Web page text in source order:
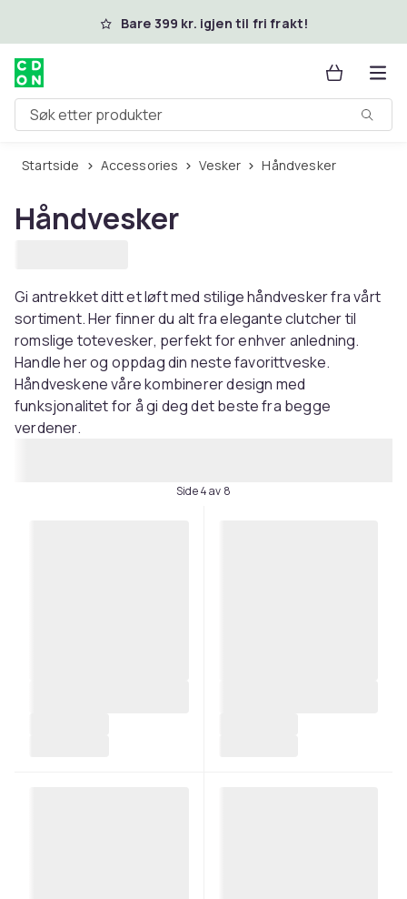
Hopp til hovedinnholdBare 399 kr. igjen til fri frakt!
Søk etter produkter
Startside Accessories Vesker Håndvesker
Håndvesker
Gi antrekket ditt et løft med stilige håndvesker fra vårt
sortiment. Her finner du alt fra elegante clutcher til
romslige totevesker, perfekt for enhver anledning.
Handle her og oppdag din neste favorittveske.
Håndveskene våre kombinerer design med
funksjonalitet for å gi deg det beste fra begge
verdener.
Side 4 av 8